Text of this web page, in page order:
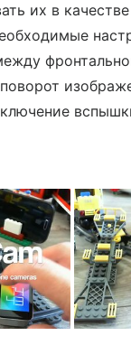
их в